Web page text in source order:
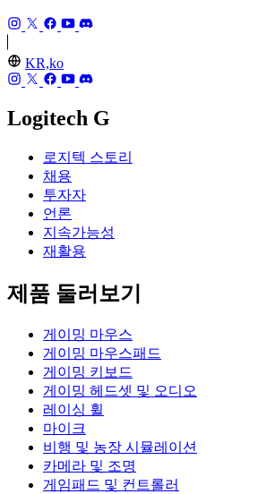
KR,ko
Logitech G
로지텍 스토리
채용
투자자
언론
지속가능성
재활용
제품 둘러보기
게이밍 마우스
게이밍 마우스패드
게이밍 키보드
게이밍 헤드셋 및 오디오
레이싱 휠
마이크
비행 및 농장 시뮬레이션
카메라 및 조명
게임패드 및 컨트롤러